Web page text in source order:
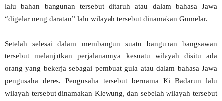
lalu bahan bangunan tersebut ditaruh atau dalam bahasa Jawa
“digelar neng daratan” lalu wilayah tersebut dinamakan Gumelar.
Setelah selesai dalam membangun suatu bangunan bangsawan
tersebut melanjutkan perjalanannya kesuatu wilayah disitu ada
orang yang bekerja sebagai pembuat gula atau dalam bahasa Jawa
pengusaha deres. Pengusaha tersebut bernama Ki Badarun lalu
wilayah tersebut dinamakan Klewung, dan sebelah wilayah tersebut